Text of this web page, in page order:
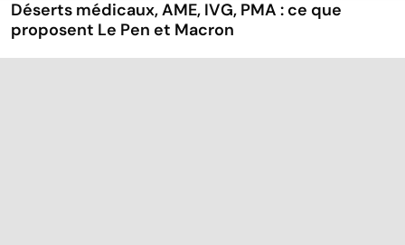
Déserts médicaux, AME, IVG, PMA : ce que
proposent Le Pen et Macron